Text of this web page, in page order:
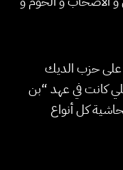
على حزب الديك
كانت في عهد “بن
كل أنواع